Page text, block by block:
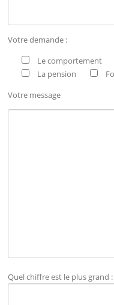
Votre demande :
Le comportement
La pension
Votre message
Quel chiffre est le plus grand :